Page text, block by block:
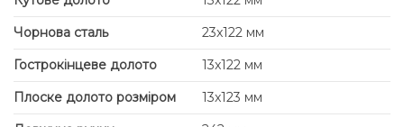
Чорнова сталь
23x122 мм
Гострокінцеве долото
13x122 мм
Плоске долото розміром
13x123 мм